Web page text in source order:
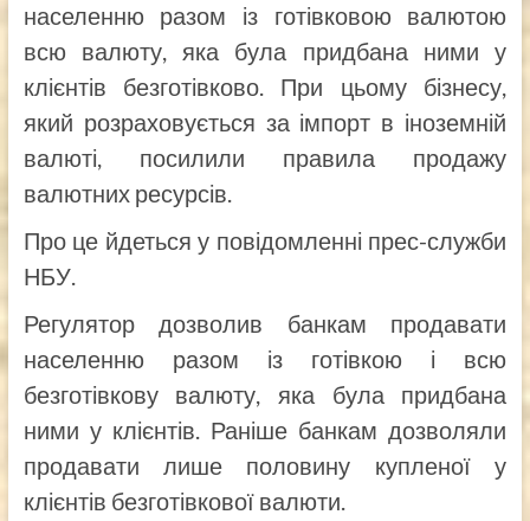
населенню разом із готівковою валютою
всю валюту, яка була придбана ними у
клієнтів безготівково. При цьому бізнесу,
який розраховується за імпорт в іноземній
валюті, посилили правила продажу
валютних ресурсів.
Про це йдеться у повідомленні прес-служби
НБУ.
Регулятор дозволив банкам продавати
населенню разом із готівкою і всю
безготівкову валюту, яка була придбана
ними у клієнтів. Раніше банкам дозволяли
продавати лише половину купленої у
клієнтів безготівкової валюти.